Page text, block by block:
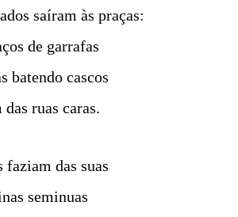
saíram às praças:
de garrafas
batendo cascos
ruas caras.
faziam das suas
seminuas